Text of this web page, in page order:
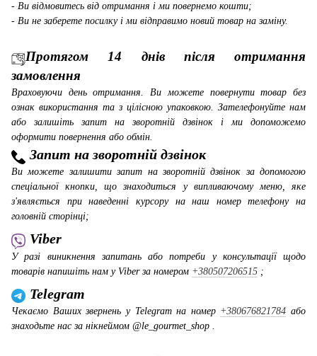
- Ви відмовитесь від отримання і ми повернемо кошти;
- Ви не заберете посилку і ми відправимо новий товар на заміну.
Протягом 14 днів після отримання
замовлення
Враховуючи день отримання. Ви можете повернути товар без
ознак використання та з цілісною упаковкою. Зателефонуйте нам
або залишіть запит на зворотній дзвінок і ми допоможемо
оформити повернення або обмін.
Запит на зворотній дзвінок
Ви можете залишити запит на зворотній дзвінок за допомогою
спеціальної кнопки, що знаходиться у випливаючому меню, яке
з'являється при наведенні курсору на наш номер телефону на
головній сторінці;
Viber
У разі виникнення запитань або потреби у консультації щодо
товарів напишіть нам у Viber за номером +380507206515 ;
Telegram
Чекаємо Ваших звернень у Telegram на номер +380676821784 або
знаходьте нас за нікнеймом @le_gourmet_shop .